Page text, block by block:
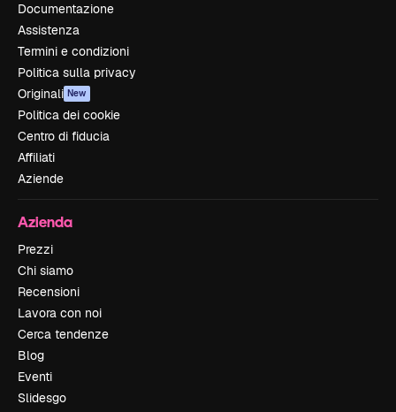
Documentazione
Assistenza
Termini e condizioni
Politica sulla privacy
Originali New
Politica dei cookie
Centro di fiducia
Affiliati
Aziende
Azienda
Prezzi
Chi siamo
Recensioni
Lavora con noi
Cerca tendenze
Blog
Eventi
Slidesgo